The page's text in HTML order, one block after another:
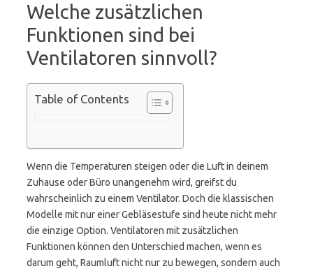
Welche zusätzlichen
Funktionen sind bei
Ventilatoren sinnvoll?
Table of Contents
Wenn die Temperaturen steigen oder die Luft in deinem
Zuhause oder Büro unangenehm wird, greifst du
wahrscheinlich zu einem Ventilator. Doch die klassischen
Modelle mit nur einer Gebläsestufe sind heute nicht mehr
die einzige Option. Ventilatoren mit zusätzlichen
Funktionen können den Unterschied machen, wenn es
darum geht, Raumluft nicht nur zu bewegen, sondern auch